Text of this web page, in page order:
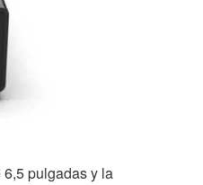
pulgadas y la